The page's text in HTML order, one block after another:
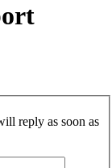
reply as soon as